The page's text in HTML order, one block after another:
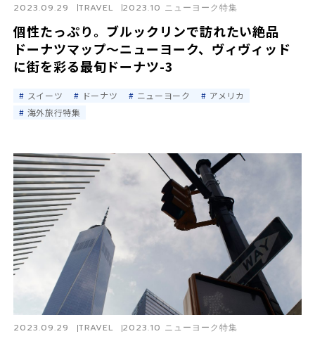
個性たっぷり。ブルックリンで訪れたい絶品
ドーナツマップ〜ニューヨーク、ヴィヴィッド
に街を彩る最旬ドーナツ-3
2023.09.29 TRAVEL 2023.10 ニューヨーク特集
スイーツ ドーナツ ニューヨーク
アメリカ
海外旅行特集
2023.09.29 TRAVEL 2023.10 ニューヨーク特集